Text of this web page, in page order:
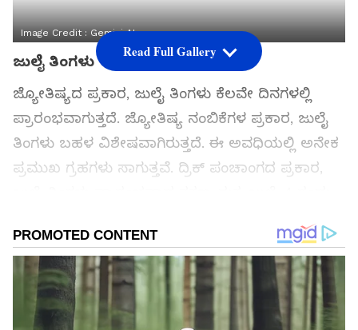
Image Credit : Gemini AI
ಜುಲೈ ತಿಂಗಳು
ಜ್ಯೋತಿಷ್ಯದ ಪ್ರಕಾರ, ಜುಲೈ ತಿಂಗಳು ಕೆಲವೇ ದಿನಗಳಲ್ಲಿ
ಪ್ರಾರಂಭವಾಗುತ್ತದೆ. ಜ್ಯೋತಿಷ್ಯ ನಂಬಿಕೆಗಳ ಪ್ರಕಾರ, ಜುಲೈ
ತಿಂಗಳು ಬಹಳ ವಿಶೇಷವಾಗಿರುತ್ತದೆ. ಈ ಅವಧಿಯಲ್ಲಿ ಅನೇಕ
ಪ್ರಮುಖ ಗ್ರಹಗಳು ಸಾಗುತ್ತವೆ. ದ್ರಿಕ್ ಪಂಚಾಂಗದ ಪ್ರಕಾರ,
ಕರ್ಕ ರಾಶಿಯಲ್ಲಿರುತ್ತಾನೆ, ಆದರೆ ಜುಲೈ 24 ರಂದು ಬುಧ
ರಾಶಿಯಲ್ಲಿ ಸಾಗುತ್ತಾನೆ. ಜುಲೈ 27 ರಂದು ಶನಿ ಮೀನ
ರಾಶಿಯಲ್ಲಿ ಹಿಮ್ಮೆಟ್ಟುತ್ತಾನೆ. ಜುಲೈ ತಿಂಗಳಲ್ಲಿ ಗ್ರಹಗಳ
ಸಂಚಾರದಿಂದ ಕೆಲವು ರಾಶಿಚಕ್ರ ಚಿಹ್ನೆಗಳು ಹೆಚ್ಚಿನ
Read Full Gallery